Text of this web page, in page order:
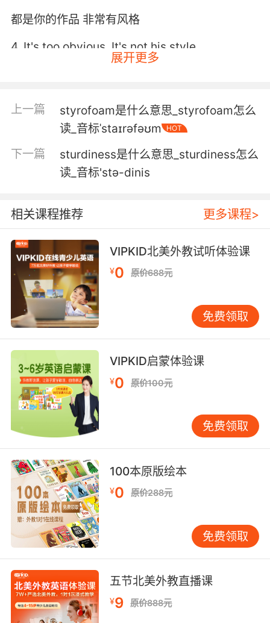
都是你的作品 非常有风格
4. It's too obvious. It's not his style.
5. It already has a style. It's... It's you.
它已经有自己的风格了 属于你的风格
6. you see they all have their own style.
你会发现他们都有自己的风格
7. There's no style in the jacket at all.
你的外套没有任何风格可言
8. You're both the same size, and he has
style.
你们两个尺码一样 而他 很有格调
在這里 我就是時尚之母
10. No, I don't think so. It's not really my style.
应该没有 完全不是我的风格
展开更多
上一篇
styrofoam是什么意思_styrofoam怎么
读_音标ˈstaɪrəfəʊm
HOT
下一篇
sturdiness是什么意思_sturdiness怎么
读_音标'stә-dinis
相关课程推荐 更多课程>
VIPKID北美外教试听体验课
¥0 原价688元
免费领取
VIPKID启蒙体验课
¥0 原价100元
免费领取
100本原版绘本
¥0 原价288元
免费领取
五节北美外教直播课
¥9 原价888元